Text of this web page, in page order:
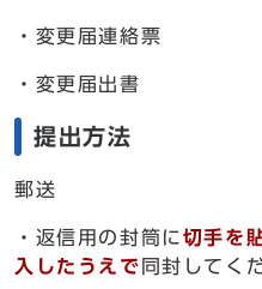
・変更届連絡票
・変更届出書
提出方法
郵送
・返信用の封筒に 切手を
入したうえで 同封してく